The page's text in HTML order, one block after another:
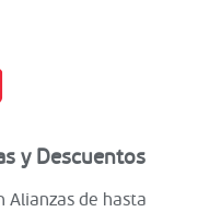
y Descuentos
Alianzas de hasta